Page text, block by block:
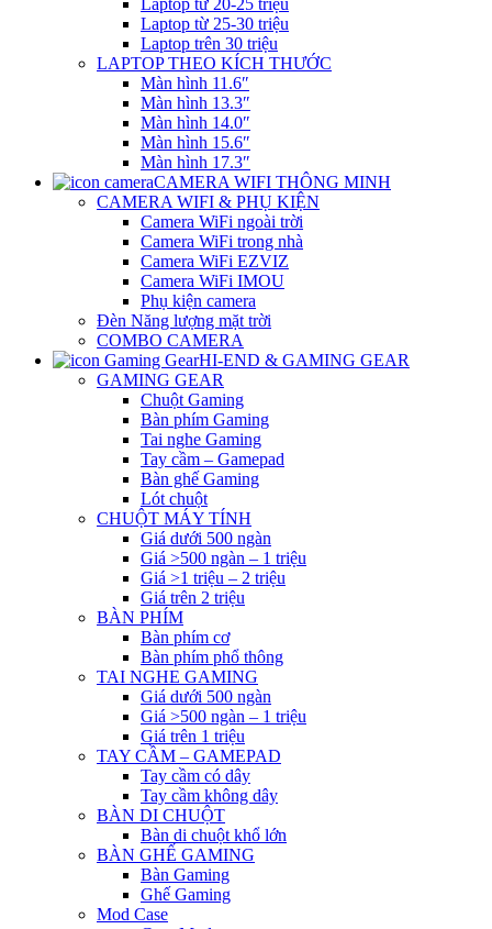
Laptop từ 20-25 triệu
Laptop từ 25-30 triệu
Laptop trên 30 triệu
LAPTOP THEO KÍCH THƯỚC
Màn hình 11.6″
Màn hình 13.3″
Màn hình 14.0″
Màn hình 15.6″
Màn hình 17.3″
CAMERA WIFI THÔNG MINH
CAMERA WIFI & PHỤ KIỆN
Camera WiFi ngoài trời
Camera WiFi trong nhà
Camera WiFi EZVIZ
Camera WiFi IMOU
Phụ kiện camera
Đèn Năng lượng mặt trời
COMBO CAMERA
HI-END & GAMING GEAR
GAMING GEAR
Chuột Gaming
Bàn phím Gaming
Tai nghe Gaming
Tay cầm – Gamepad
Bàn ghế Gaming
Lót chuột
CHUỘT MÁY TÍNH
Giá dưới 500 ngàn
Giá >500 ngàn – 1 triệu
Giá >1 triệu – 2 triệu
Giá trên 2 triệu
BÀN PHÍM
Bàn phím cơ
Bàn phím phổ thông
TAI NGHE GAMING
Giá dưới 500 ngàn
Giá >500 ngàn – 1 triệu
Giá trên 1 triệu
TAY CẦM – GAMEPAD
Tay cầm có dây
Tay cầm không dây
BÀN DI CHUỘT
Bàn di chuột khổ lớn
BÀN GHẾ GAMING
Bàn Gaming
Ghế Gaming
Mod Case